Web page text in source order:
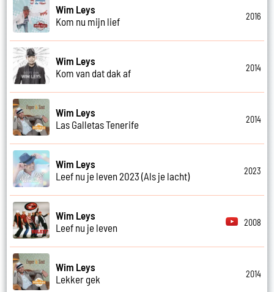
Wim Leys
Kom nu mijn lief
2016
Wim Leys
Kom van dat dak af
2014
Wim Leys
Las Galletas Tenerife
2014
Wim Leys
Leef nu je leven 2023 (Als je lacht)
2023
Wim Leys
Leef nu je leven
2008
Wim Leys
Lekker gek
2014